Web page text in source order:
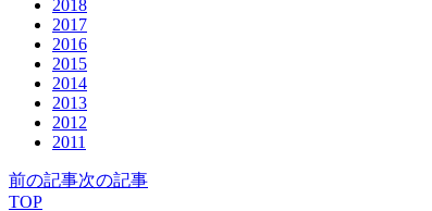
2018
2017
2016
2015
2014
2013
2012
2011
前の記事次の記事
TOP